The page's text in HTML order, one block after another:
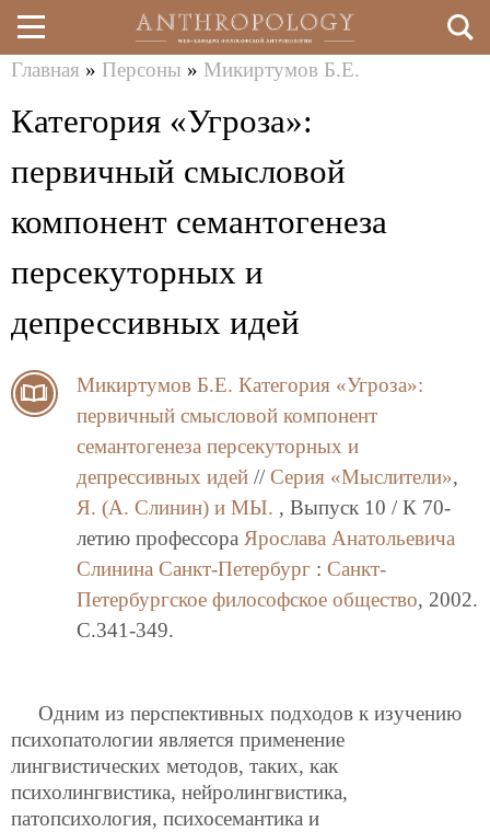
Перейти
к
основному
здесь
Главная » Персоны » Микиртумов Б.Е.
Категория «Угроза»:
первичный смысловой
компонент семантогенеза
персекуторных и
депрессивных идей
Микиртумов Б.Е. Категория «Угроза»:
первичный смысловой компонент
семантогенеза персекуторных и
депрессивных идей // Серия «Мыслители»,
Я. (А. Слинин) и МЫ. , Выпуск 10 / К 70-
летию профессора Ярослава Анатольевича
Слинина Санкт-Петербург : Санкт-
Петербургское философское общество, 2002.
C.341-349.
Одним из перспективных подходов к изучению
психопатологии является применение
лингвистических методов, таких, как
психолингвистика, нейролингвистика,
патопсихология, психосемантика и